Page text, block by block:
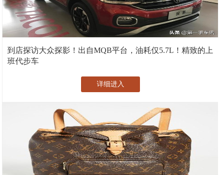
到店探访大众探影！出自MQB平台，油耗仅5.7L！精致的上
班代步车
详细进入